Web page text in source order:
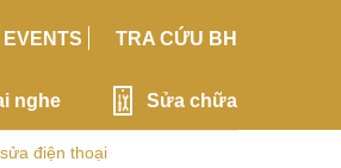
EVENTS TRA CỨU BH
nghe Sửa chữa
điện thoại